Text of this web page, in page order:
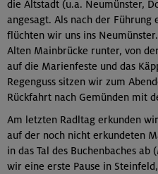
die Altstadt (u.a. Neumünster,
angesagt. Als nach der Führung
flüchten wir uns ins
Alten Mainbrücke runter, von
auf die Marienfeste und das
Regenguss sitzen wir zum
Rückfahrt nach Gemünden mit
Am letzten Radltag erkunden
auf der noch nicht erkundeten
in das Tal des Buchenbaches
wir eine erste Pause in